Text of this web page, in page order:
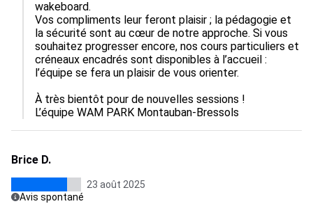
wakeboard.
Vos compliments leur feront plaisir ; la pédagogie et
la sécurité sont au cœur de notre approche. Si vous
souhaitez progresser encore, nos cours particuliers et
créneaux encadrés sont disponibles à l’accueil :
l’équipe se fera un plaisir de vous orienter.
À très bientôt pour de nouvelles sessions !
L’équipe WAM PARK Montauban-Bressols
Brice D.
23 août 2025
Avis spontané